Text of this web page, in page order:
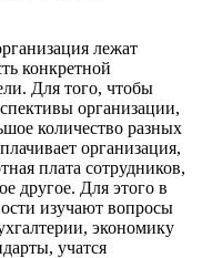
лежат
конкретной
Для того, чтобы
организации,
количество разных
организация,
плата сотрудников,
другое. Для этого в
изучают вопросы
экономику
учатся